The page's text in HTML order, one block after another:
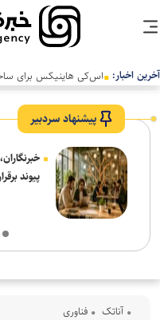
آخرین اخبار:
پیشنهاد سردبیر
پیوند
آناتک فناوری